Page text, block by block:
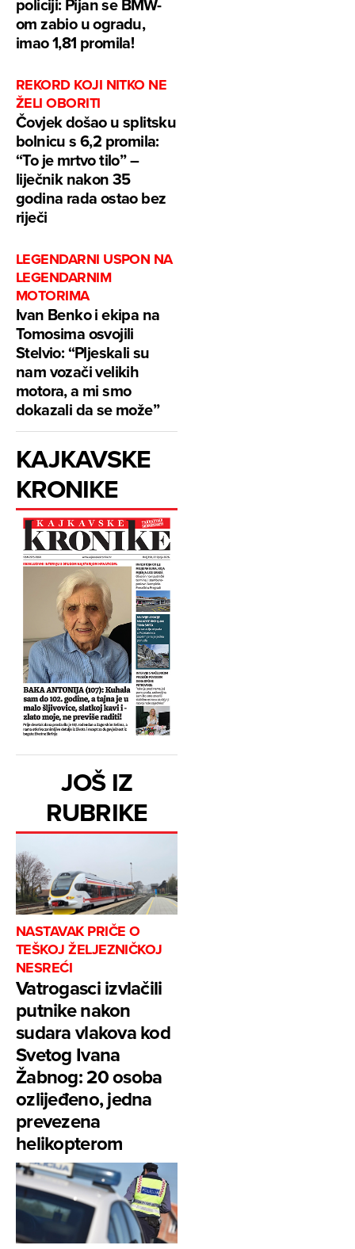
om zabio u ogradu,
imao 1,81 promila!
REKORD KOJI NITKO NE
ŽELI OBORITI
Čovjek došao u splitsku
bolnicu s 6,2 promila:
“To je mrtvo tilo” –
liječnik nakon 35
godina rada ostao bez
riječi
LEGENDARNI USPON NA
LEGENDARNIM
MOTORIMA
Ivan Benko i ekipa na
Tomosima osvojili
Stelvio: “Pljeskali su
nam vozači velikih
motora, a mi smo
dokazali da se može”
KAJKAVSKE
KRONIKE
JOŠ IZ
RUBRIKE
NASTAVAK PRIČE O
TEŠKOJ ŽELJEZNIČKOJ
NESREĆI
Vatrogasci izvlačili
putnike nakon
sudara vlakova kod
Svetog Ivana
Žabnog: 20 osoba
ozlijeđeno, jedna
prevezena
helikopterom